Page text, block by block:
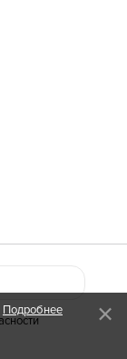
Подробнее